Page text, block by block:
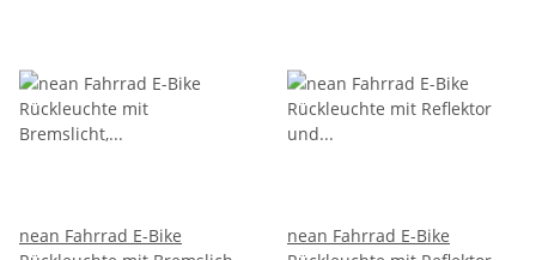
nean Fahrrad E-Bike
nean Fahrrad E-Bike